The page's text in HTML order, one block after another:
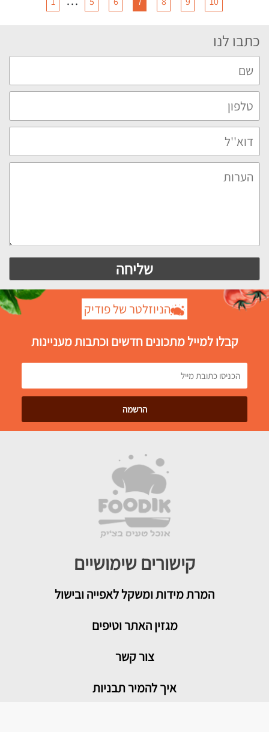
כתבו לנו
הניוזלטר של פודיק
קבלו למייל מתכונים חדשים וכתבות מעניינות
קישורים שימושיים
המרת מידות ומשקל לאפייה ובישול
מגזין האתר וטיפים
צור קשר
איך להמיר תבניות